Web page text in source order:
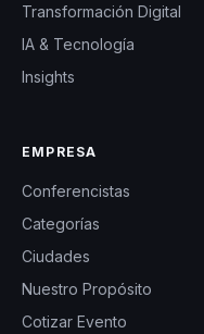
Transformación Digital
IA & Tecnología
Insights
EMPRESA
Conferencistas
Categorías
Ciudades
Nuestro Propósito
Cotizar Evento